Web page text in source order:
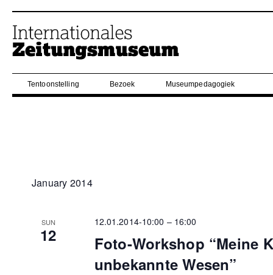
Tentoonstelling Bezoek Museumpedagogiek
January 2014
SUN
12
Foto-Workshop “Meine
unbekannte Wesen”
12.01.2014-10:00 – 16:00